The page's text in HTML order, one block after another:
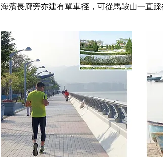
海濱長廊旁亦建有單車徑，可從馬鞍山一直踩